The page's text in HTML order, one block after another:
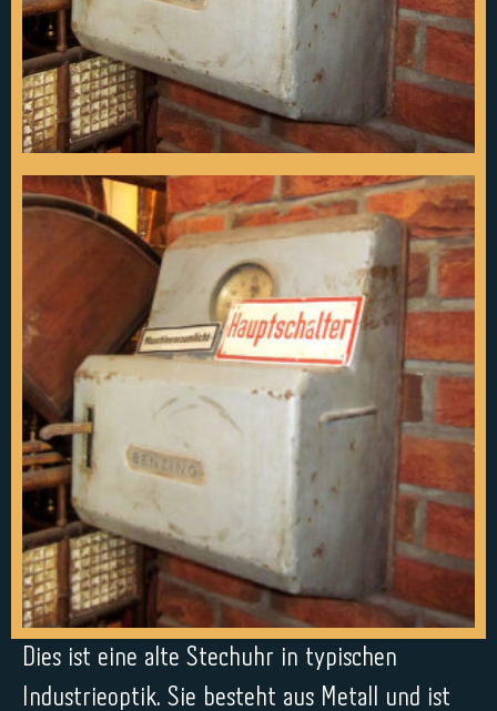
Dies ist eine alte Stechuhr in typischen
Industrieoptik. Sie besteht aus Metall und ist